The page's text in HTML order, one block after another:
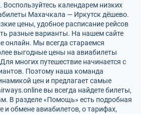
календарем низких
Махачкала — Иркутск дёшево.
цены, удобное расписание рейсов
разные варианты. На нашем сайте
онлайн. Мы всегда стараемся
выгодные цены на авиабилеты
многих путешествие начинается с
Поэтому наша команда
цен и предлагает самые
вы всегда найдете билеты,
В разделе «Помощь» есть подробная
и обмене авиабилетов, о тарифах,